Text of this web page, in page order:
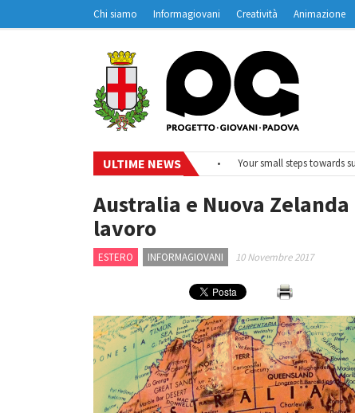
Chi siamo Informagiovani Creatività Animazione
Contatti
Padovanet
ULTIME NEWS
#EurodeskOnAir – Ciclo di webinar • Your small steps towards
Australia e Nuova
lavoro
ESTERO INFORMAGIOVANI 10 Novembre 2017